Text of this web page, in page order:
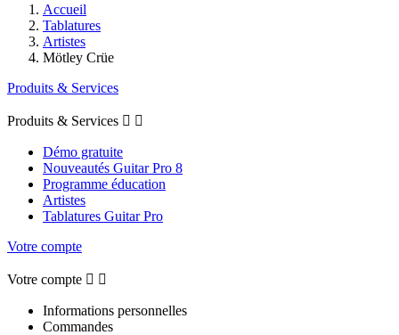
Accueil
Tablatures
Artistes
Mötley Crüe
Produits & Services
Produits & Services  
Démo gratuite
Nouveautés Guitar Pro 8
Programme éducation
Artistes
Tablatures Guitar Pro
Votre compte
Votre compte  
Informations personnelles
Commandes